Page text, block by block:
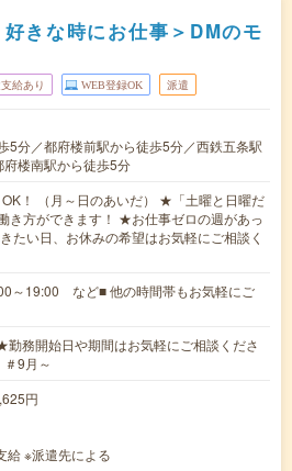
きな時にお仕事＞DMのモ
給あり WEB登録OK 派遣
5分／都府楼前駅から徒歩5分／西鉄五条駅
楼南駅から徒歩5分
！ （月～日のあいだ） ★「土曜と日曜だ
き方ができます！ ★お仕事ゼロの週があっ
たい日、お休みの希望はお気軽にご相談く
～19:00 など■ 他の時間帯もお気軽にご
務開始日や期間はお気軽にご相談くださ
9月～
円
給 ※派遣先による